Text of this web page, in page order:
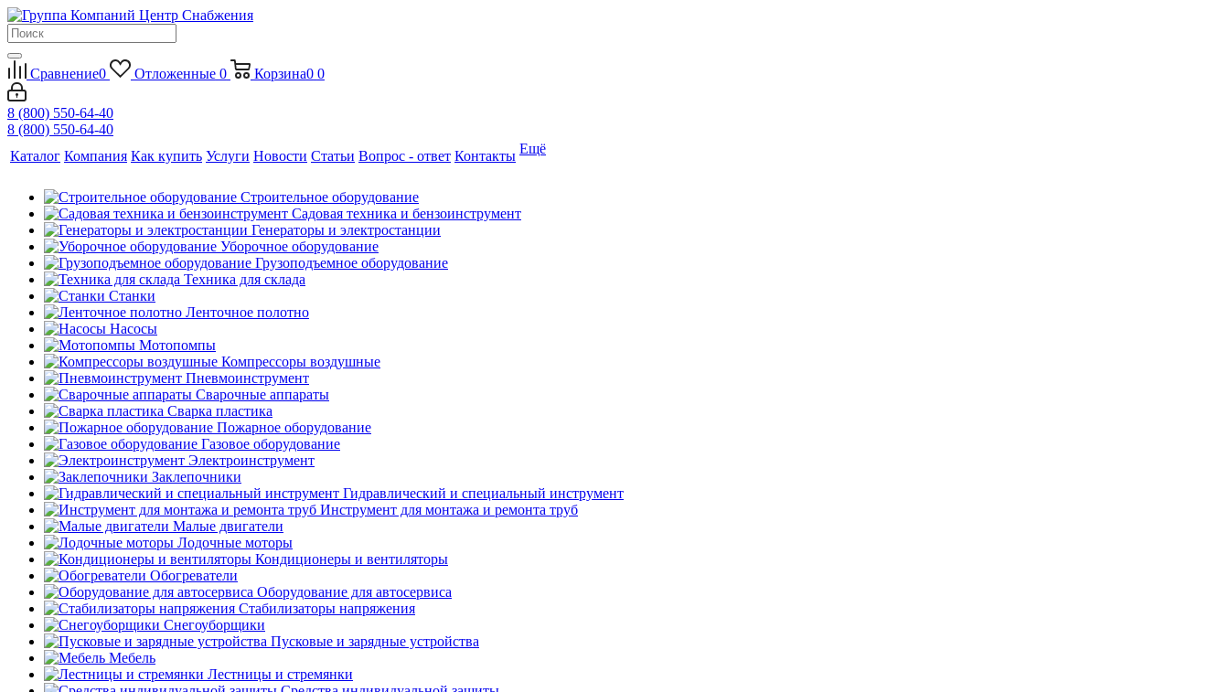
Сравнение0 Отложенные 0 Корзина0 0
8 (800) 550-64-40
8 (800) 550-64-40
Каталог Компания Как купить Услуги Новости Статьи Вопрос - ответ Контакты Ещё
Строительное оборудование
Садовая техника и бензоинструмент
Генераторы и электростанции
Уборочное оборудование
Грузоподъемное оборудование
Техника для склада
Станки
Ленточное полотно
Насосы
Мотопомпы
Компрессоры воздушные
Пневмоинструмент
Сварочные аппараты
Сварка пластика
Пожарное оборудование
Газовое оборудование
Электроинструмент
Заклепочники
Гидравлический и специальный инструмент
Инструмент для монтажа и ремонта труб
Малые двигатели
Лодочные моторы
Кондиционеры и вентиляторы
Обогреватели
Оборудование для автосервиса
Стабилизаторы напряжения
Снегоуборщики
Пусковые и зарядные устройства
Мебель
Лестницы и стремянки